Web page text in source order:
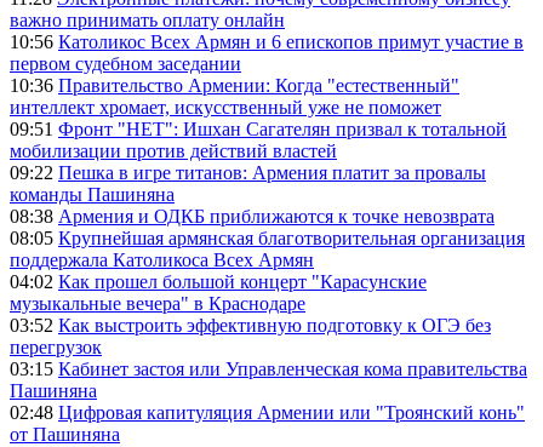
важно принимать оплату онлайн
10:56 Католикос Всех Армян и 6 епископов примут участие в
первом судебном заседании
10:36 Правительство Армении: Когда "естественный"
интеллект хромает, искусственный уже не поможет
09:51 Фронт "НЕТ": Ишхан Сагателян призвал к тотальной
мобилизации против действий властей
09:22 Пешка в игре титанов: Армения платит за провалы
команды Пашиняна
08:38 Армения и ОДКБ приближаются к точке невозврата
08:05 Крупнейшая армянская благотворительная организация
поддержала Католикоса Всех Армян
04:02 Как прошел большой концерт "Карасунские
музыкальные вечера" в Краснодаре
03:52 Как выстроить эффективную подготовку к ОГЭ без
перегрузок
03:15 Кабинет застоя или Управленческая кома правительства
Пашиняна
02:48 Цифровая капитуляция Армении или "Троянский конь"
от Пашиняна